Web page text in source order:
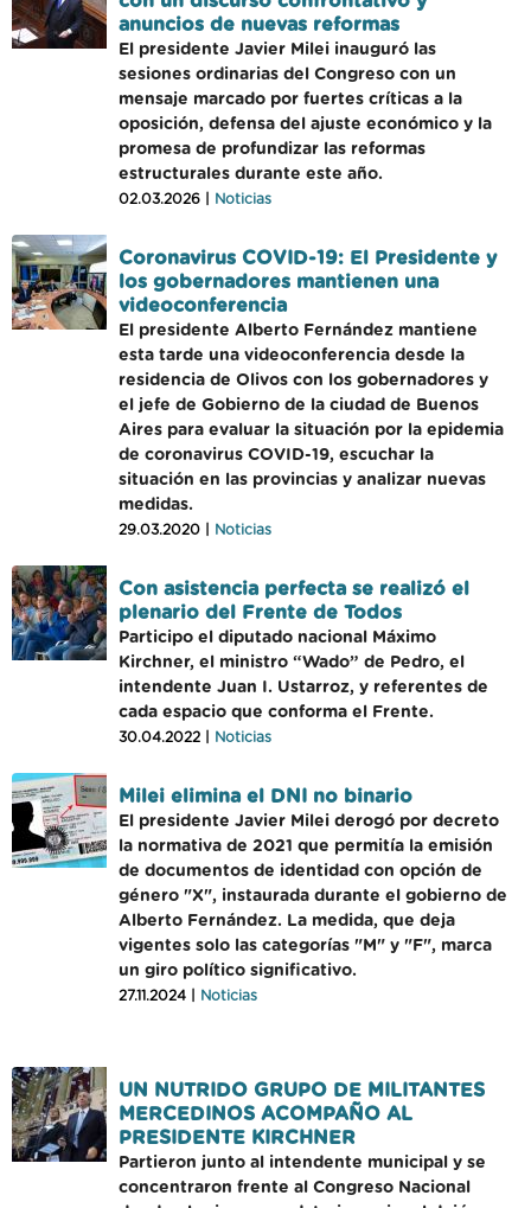
anuncios de nuevas reformas
El presidente Javier Milei inauguró las
sesiones ordinarias del Congreso con un
mensaje marcado por fuertes críticas a la
oposición, defensa del ajuste económico y la
promesa de profundizar las reformas
estructurales durante este año.
02.03.2026 | Noticias
Coronavirus COVID-19: El Presidente y
los gobernadores mantienen una
videoconferencia
El presidente Alberto Fernández mantiene
esta tarde una videoconferencia desde la
residencia de Olivos con los gobernadores y
el jefe de Gobierno de la ciudad de Buenos
Aires para evaluar la situación por la epidemia
de coronavirus COVID-19, escuchar la
situación en las provincias y analizar nuevas
medidas.
29.03.2020 | Noticias
Con asistencia perfecta se realizó el
plenario del Frente de Todos
Participo el diputado nacional Máximo
Kirchner, el ministro “Wado” de Pedro, el
intendente Juan I. Ustarroz, y referentes de
cada espacio que conforma el Frente.
30.04.2022 | Noticias
Milei elimina el DNI no binario
El presidente Javier Milei derogó por decreto
la normativa de 2021 que permitía la emisión
de documentos de identidad con opción de
género "X", instaurada durante el gobierno de
Alberto Fernández. La medida, que deja
vigentes solo las categorías "M" y "F", marca
un giro político significativo.
27.11.2024 | Noticias
UN NUTRIDO GRUPO DE MILITANTES
MERCEDINOS ACOMPAÑO AL
PRESIDENTE KIRCHNER
Partieron junto al intendente municipal y se
concentraron frente al Congreso Nacional